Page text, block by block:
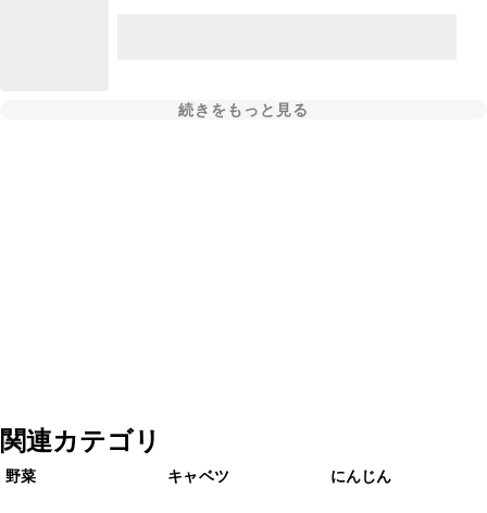
続きをもっと見る
関連カテゴリ
野菜 キャベツ にんじん